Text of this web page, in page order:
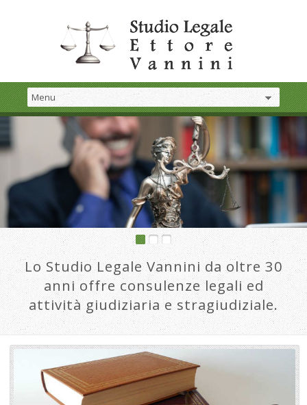
Lo Studio Legale Vannini da oltre 30
anni offre consulenze legali ed
attività giudiziaria e stragiudiziale.